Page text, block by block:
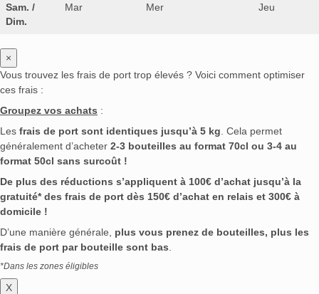
Sam. /
Dim.
Mar Mer Jeu
×
Vous trouvez les frais de port trop élevés ? Voici comment optimiser
ces frais :
Groupez vos achats :
Les frais de port sont identiques jusqu’à 5 kg . Cela permet
généralement d’acheter 2-3 bouteilles au format 70cl ou 3-4 au
format 50cl sans surcoût !
De plus des réductions s’appliquent à 100€ d’achat jusqu’à la
gratuité* des frais de port dès 150€ d’achat en relais et 300€ à
domicile !
D’une manière générale, plus vous prenez de bouteilles, plus les
frais de port par bouteille sont bas
*Dans les zones éligibles
X